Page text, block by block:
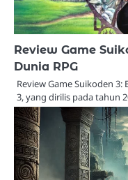
Review Game
Dunia RPG
Review Game Suikoden 3:
3, yang dirilis pada tahun